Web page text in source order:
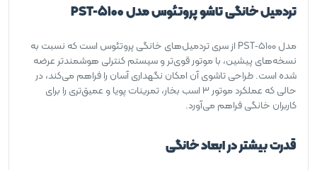
تردمیل خانگی تاشو پروتئوس مدل PST-5100
مدل PST‑5100 از سری تردمیل‌های خانگی پروتئوس است که نسبت به
نسخه‌های پیشین، با موتور قوی‌تر و سیستم کنترلی هوشمندتر عرضه
شده است. طراحی تاشوی آن امکان نگهداری آسان را فراهم می‌کند، در
حالی که عملکرد موتور ۳ اسب بخار، تمرینات پویا و عمیق‌تری را برای
کاربران خانگی فراهم می‌آورد.
قدرت بیشتر در ابعاد خانگی